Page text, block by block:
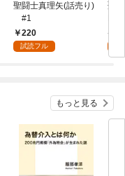
聖闘士真理矢(話売り)
#1
220
試読フル
聖
1
もっと見る